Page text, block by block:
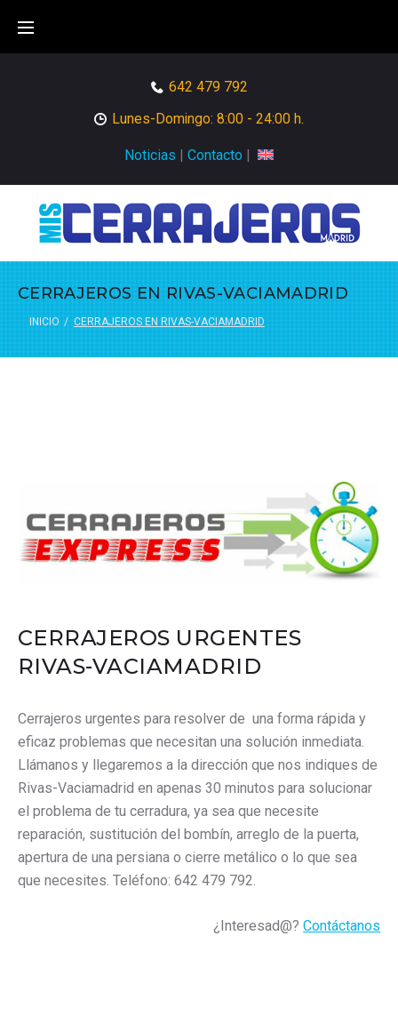
642 479 792
Lunes-Domingo: 8:00 - 24:00 h.
Noticias | Contacto |
CERRAJEROS EN RIVAS-VACIAMADRID
INICIO / CERRAJEROS EN RIVAS-VACIAMADRID
CERRAJEROS URGENTES
RIVAS-VACIAMADRID
Cerrajeros urgentes para resolver de una forma rápida y
eficaz problemas que necesitan una solución inmediata.
Llámanos y llegaremos a la dirección que nos indiques de
Rivas-Vaciamadrid en apenas 30 minutos para solucionar
el problema de tu cerradura, ya sea que necesite
reparación, sustitución del bombín, arreglo de la puerta,
apertura de una persiana o cierre metálico o lo que sea
que necesites. Teléfono: 642 479 792.
¿Interesad@?Contáctanos